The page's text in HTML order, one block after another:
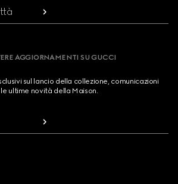
AGGIORNAMENTI SU GUCCI
sul lancio della collezione, comunicazioni
ultime novità della Maison.